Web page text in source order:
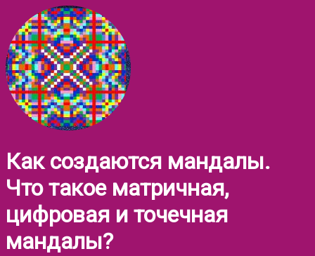
Как создаются мандалы.
Что такое матричная,
цифровая и точечная
мандалы?